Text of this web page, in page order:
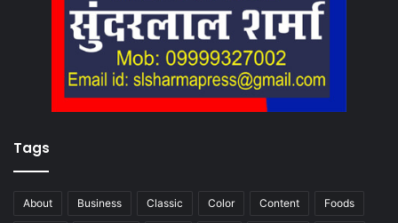
Tags
About Business Classic Color Content Foods